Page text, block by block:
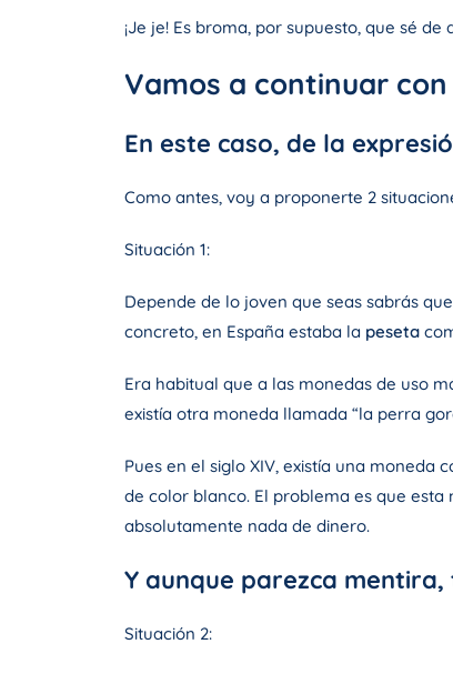
¡Je je! Es broma, por supuesto, que sé
Vamos a continuar
En este caso, de la
Como antes, voy a proponerte 2
Situación 1:
Depende de lo joven que seas sabrás
concreto, en España estaba la peseta
Era habitual que a las monedas de uso
existía otra moneda llamada “la perra
Pues en el siglo XIV, existía una moneda
de color blanco. El problema es que esta
absolutamente nada de dinero.
Y aunque parezca
Situación 2: